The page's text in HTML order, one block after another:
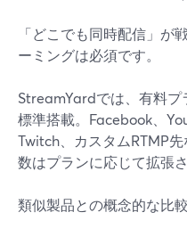
「どこでも同時配信」が
ーミングは必須です。
StreamYardでは、有料
標準搭載。Facebook、
Twitch、カスタムRTMP
数はプランに応じて拡張
類似製品との概念的な比較